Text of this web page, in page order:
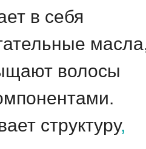
в себя
волосы
структуру,